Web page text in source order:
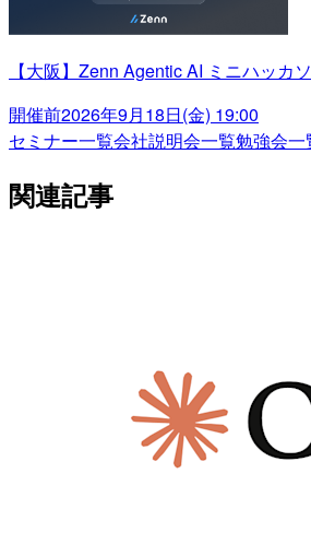
【大阪】Zenn Agentic AI ミニハッカ
開催前2026年9月18日(金) 19:00
セミナー一覧会社説明会一覧勉強会一
関連記事